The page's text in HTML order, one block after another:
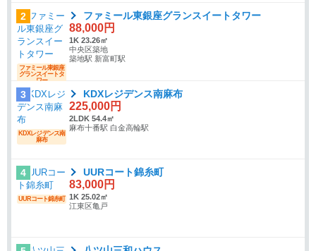
2
ファミール東銀座
グランスイートタ
ワー
ファミール東銀座グランスイートタワー
88,000円
1K 23.26㎡
中央区築地
築地駅 新富町駅
3
KDXレジデンス南
麻布
KDXレジデンス南麻布
225,000円
2LDK 54.4㎡
麻布十番駅 白金高輪駅
4
UURコート錦糸町
UURコート錦糸町
83,000円
1K 25.02㎡
江東区亀戸